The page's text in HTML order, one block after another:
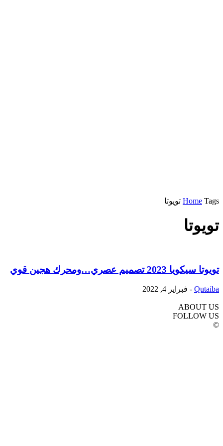
Home Tags تويوتا
تويوتا
تويوتا سيكويا 2023 تصميم عصري…ومحرك هجين قوي
Qutaiba
- فبراير 4, 2022
ABOUT US
FOLLOW US
©